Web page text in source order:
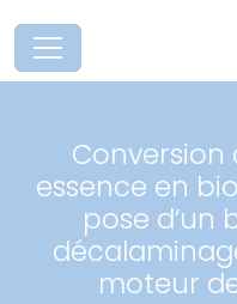
Conversion
essence en
pose d’un
moteur